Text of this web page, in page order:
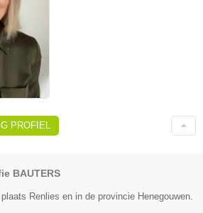
PROFIEL
BAUTERS
Renlies en in de provincie Henegouwen.